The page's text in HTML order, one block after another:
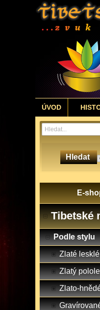
ÚVOD
Hledat
E-
Tibetské
Podle stylu
Zlaté lesklé
Zlatý
Zlato-